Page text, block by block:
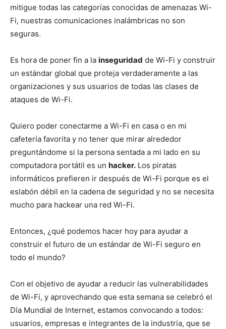
mitigue todas las categorías conocidas de amenazas Wi-
Fi, nuestras comunicaciones inalámbricas no son
seguras.
Es hora de poner fin a la inseguridad de Wi-Fi y construir
un estándar global que proteja verdaderamente a las
organizaciones y sus usuarios de todas las clases de
ataques de Wi-Fi.
Quiero poder conectarme a Wi-Fi en casa o en mi
cafetería favorita y no tener que mirar alrededor
preguntándome si la persona sentada a mi lado en su
computadora portátil es un hacker. Los piratas
informáticos prefieren ir después de Wi-Fi porque es el
eslabón débil en la cadena de seguridad y no se necesita
mucho para hackear una red Wi-Fi.
Entonces, ¿qué podemos hacer hoy para ayudar a
construir el futuro de un estándar de Wi-Fi seguro en
todo el mundo?
Con el objetivo de ayudar a reducir las vulnerabilidades
de Wi-Fi, y aprovechando que esta semana se celebró el
Día Mundial de Internet, estamos convocando a todos:
usuarios, empresas e integrantes de la industria, que se